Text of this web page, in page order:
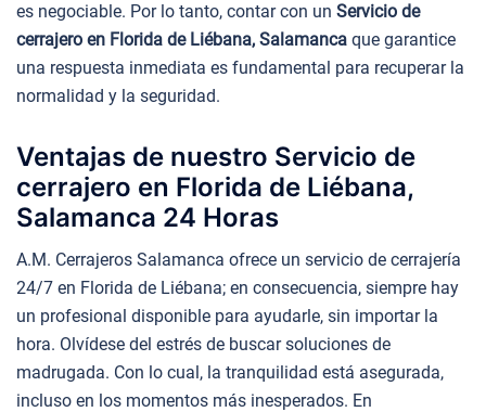
es negociable. Por lo tanto, contar con un Servicio de
cerrajero en Florida de Liébana, Salamanca que garantice
una respuesta inmediata es fundamental para recuperar la
normalidad y la seguridad.
Ventajas de nuestro Servicio de
cerrajero en Florida de Liébana,
Salamanca 24 Horas
A.M. Cerrajeros Salamanca ofrece un servicio de cerrajería
24/7 en Florida de Liébana; en consecuencia, siempre hay
un profesional disponible para ayudarle, sin importar la
hora. Olvídese del estrés de buscar soluciones de
madrugada. Con lo cual, la tranquilidad está asegurada,
incluso en los momentos más inesperados. En